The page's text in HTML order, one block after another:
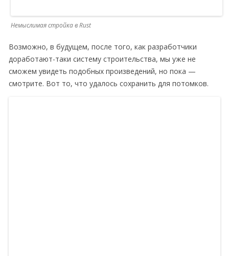
Немыслимая стройка в Rust
Возможно, в будущем, после того, как разработчики
доработают-таки систему строительства, мы уже не
сможем увидеть подобных произведений, но пока —
смотрите. Вот то, что удалось сохранить для потомков.